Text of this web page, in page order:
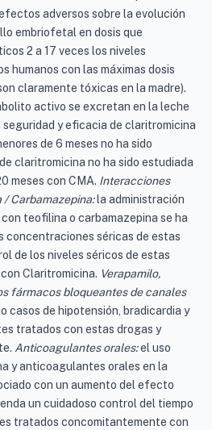
adversos sobre la evolución
embriofetal en dosis que
2 a 17 veces los niveles
humanos con las máximas dosis
claramente tóxicas en la madre).
activo se excretan en la leche
y eficacia de claritromicina
de 6 meses no ha sido
claritromicina no ha sido estudiada
meses con CMA. Interacciones
Carbamazepina:la administración
teofilina o carbamazepina se ha
concentraciones séricas de estas
de los niveles séricos de estas
Claritromicina. Verapamilo,
fármacos bloqueantes de canales
casos de hipotensión, bradicardia y
tratados con estas drogas y
Anticoagulantes orales:el uso
y anticoagulantes orales en la
con un aumento del efecto
un cuidadoso control del tiempo
tratados concomitantemente con